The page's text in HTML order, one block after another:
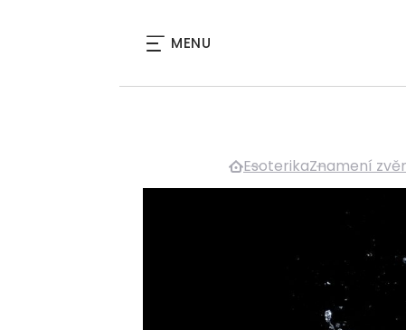
MENU
EsoterikaZnamení